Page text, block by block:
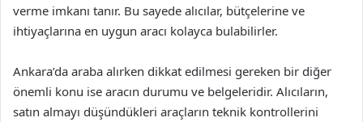
verme imkanı tanır. Bu sayede alıcılar, bütçelerine ve
ihtiyaçlarına en uygun aracı kolayca bulabilirler.
Ankara’da araba alırken dikkat edilmesi gereken bir diğer
önemli konu ise aracın durumu ve belgeleridir. Alıcıların,
satın almayı düşündükleri araçların teknik kontrollerini